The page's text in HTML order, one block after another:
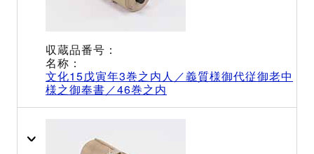
文化15戊寅年3巻之内人／義質様御代従御老中
様之御奉書／46巻之内